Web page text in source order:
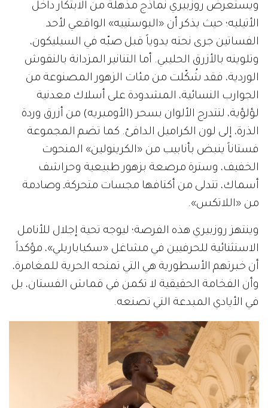
ويستعرض روزبيري نماذج مذهلة من الابتكار داخل
الأتيليه؛ حيث يذكر أن «البوستييه» الواقعي لأحد
الفساتين جرى نحته يدوياً قبل صبّه في السيليكون،
وتلوينه بالأزرق الحليبي. أما التنانير المزدانة بالنقوش
الوردية، فقد شُكّلت من مئات الزهور المصنوعة من
الجوارب النسائية، المشدودة على أسلاك معدنية
لؤلؤية، لتتدرج الألوان بسحر (الأومبريه) من أزرق وردة
الذرة، إلى لون الكراميل الدافئ. كما تضم المجموعة
فستاناً ينبض بأنابيب من «الكرينولين» المنحوت
الخفيف، وسترة مرصعة بزهور طبيعية وحراشف
أسماك، تتدلى من أكتافها مجسات متحركةـ وصادمة
من «اللاتكس».
وينتهز روزبيري هذه الفرصة؛ ليوجه تحية إجلال للأنامل
الاستثنائية للحرفيين في مشاغل «سكياباريلي»، مؤكداً
أن خبرتهم الأسطورية هي التي تمنحه الحرية للمغامرة،
وأن الفخامة الحقيقية لا تكمن في قماش الفستان، بل
في الأيادي المبدعة التي تصنعه.